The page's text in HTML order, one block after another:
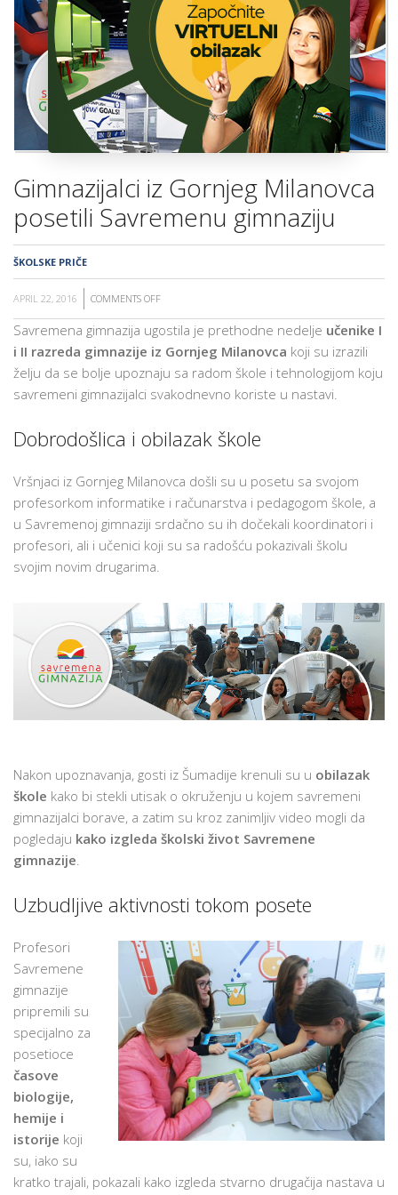
ŠKOLA
Gimnazijalci iz Gornjeg Milanovca
posetili Savremenu gimnaziju
ŠKOLSKE PRIČE
APRIL 22, 2016 COMMENTS OFF
GIMNAZIJALCI
GORNJEG
MILANOVCA
GIMNAZIJU
Savremena gimnazija ugostila je prethodne nedelje učenike I
i II razreda gimnazije iz Gornjeg Milanovca koji su izrazili
želju da se bolje upoznaju sa radom škole i tehnologijom koju
savremeni gimnazijalci svakodnevno koriste u nastavi.
Dobrodošlica i obilazak škole
Vršnjaci iz Gornjeg Milanovca došli su u posetu sa svojom
profesorkom informatike i računarstva i pedagogom škole, a
u Savremenoj gimnaziji srdačno su ih dočekali koordinatori i
profesori, ali i učenici koji su sa radošću pokazivali školu
svojim novim drugarima.
Nakon upoznavanja, gosti iz Šumadije krenuli su u obilazak
škole kako bi stekli utisak o okruženju u kojem savremeni
gimnazijalci borave, a zatim su kroz zanimljiv video mogli da
pogledaju kako izgleda školski život Savremene
gimnazije
Uzbudljive aktivnosti tokom posete
Profesori
Savremene
gimnazije
pripremili su
specijalno za
posetioce
časove
biologije,
hemije i
istorije koji
su, iako su
kratko trajali, pokazali kako izgleda stvarno drugačija nastava u